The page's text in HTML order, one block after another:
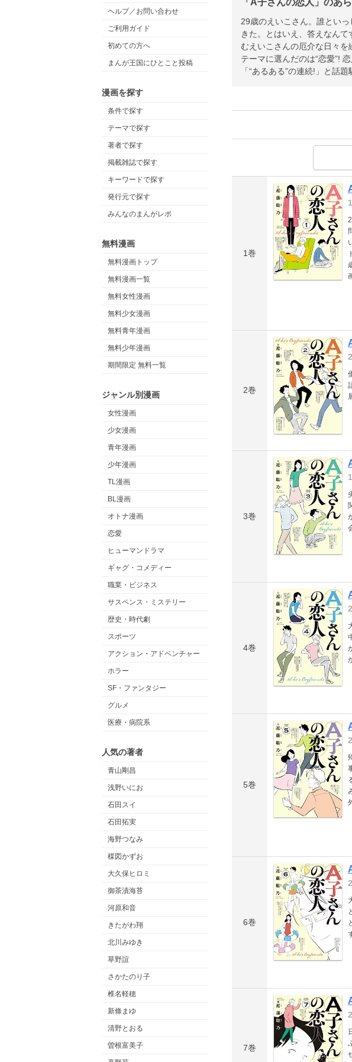
ヘルプ／お問い合わせ
ご利用ガイド
初めての方へ
まんが王国にひとこと投稿
漫画を探す
条件で探す
テーマで探す
著者で探す
掲載雑誌で探す
キーワードで探す
発行元で探す
みんなのまんがレポ
無料漫画
無料漫画トップ
無料漫画一覧
無料女性漫画
無料少女漫画
無料青年漫画
無料少年漫画
期間限定 無料一覧
ジャンル別漫画
女性漫画
少女漫画
青年漫画
少年漫画
TL漫画
BL漫画
オトナ漫画
恋愛
ヒューマンドラマ
ギャグ・コメディー
職業・ビジネス
サスペンス・ミステリー
歴史・時代劇
スポーツ
アクション・アドベンチャー
ホラー
SF・ファンタジー
グルメ
医療・病院系
人気の著者
青山剛昌
浅野いにお
石田スイ
石田拓実
海野つなみ
楳図かずお
大久保ヒロミ
御茶漬海苔
河原和音
きたがわ翔
北川みゆき
草野誼
さかたのり子
椎名軽穂
新條まゆ
清野とおる
曽根富美子
29歳のえいこさん。誰とい
きた。とはいえ、答えなん
むえいこさんの厄介な日々
テーマに選んだのは“恋愛”!
「“あるある”の連続!」と話
1巻
2巻
3巻
4巻
5巻
6巻
7巻